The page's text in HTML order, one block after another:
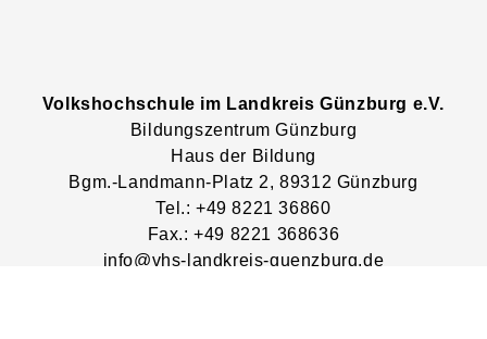
Volkshochschule im Landkreis Günzburg e.V.
Bildungszentrum Günzburg
Haus der Bildung
Bgm.-Landmann-Platz 2, 89312 Günzburg
Tel.: +49 8221 36860
Fax.: +49 8221 368636
info@vhs-landkreis-guenzburg.de